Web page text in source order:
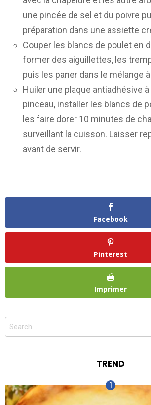
une pincée de sel et du poivre
préparation dans une assiette
Couper les blancs de poulet en
former des aiguillettes, les
puis les paner dans le mélange
Huiler une plaque antiadhésive à
pinceau, installer les blancs de
les faire dorer 10 minutes de
surveillant la cuisson. Laisser
avant de servir.
Facebook
Pinterest
Imprimer
Search
TREND